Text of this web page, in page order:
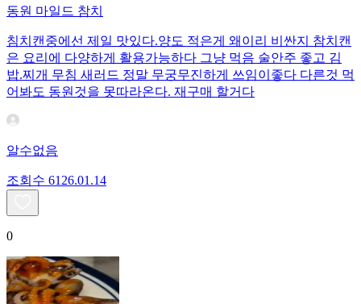
동원 마일드 참치
침치캔중에선 제일 맛있다.양도 적은게 왜이리 비싼지 참치캔
은 요리에 다양하게 활용가능하다 그냥 먹음 술안주 좋고 김
밥.찌개 무침 새러드 정말 무궁무진하게 쓰임이좋다 다른것 먹
어봐도 동원것을 못따라온다. 재구매 할거다
알수없음
조회수 61 26.01.14
0